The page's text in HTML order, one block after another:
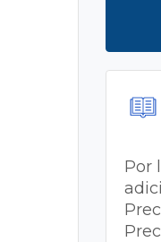
Por